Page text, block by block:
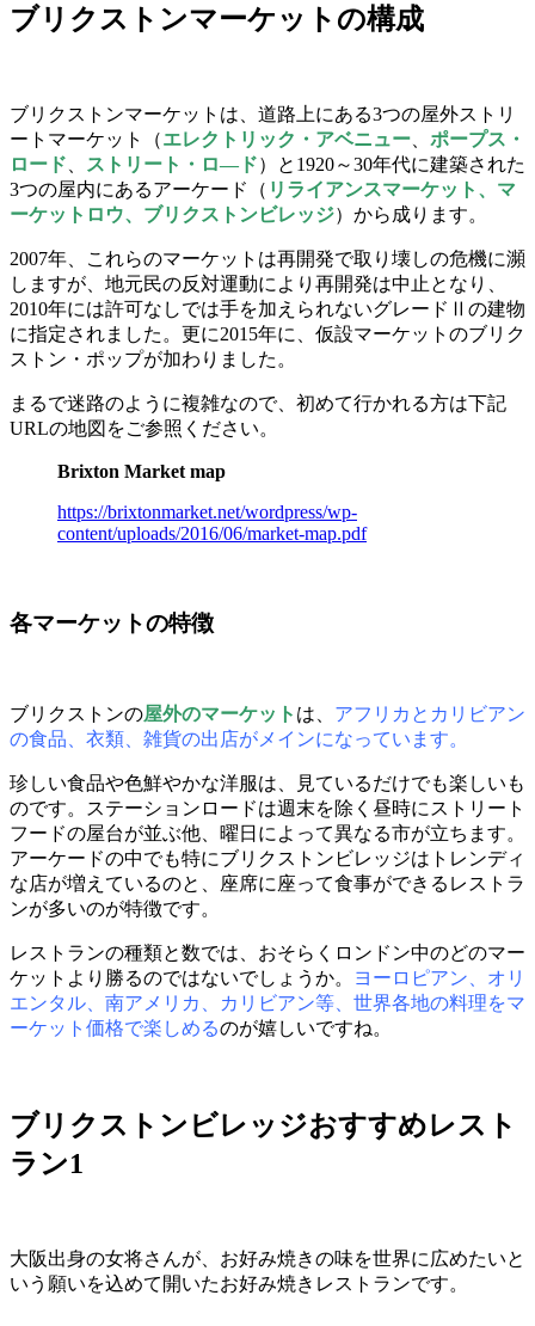
ブリクストンマーケットの構成
ブリクストンマーケットは、道路上にある3つの屋外ストリ
ートマーケット（エレクトリック・アベニュー
ポープス・
ロード
ストリート・ロ―ド）と1920～30年代に建築された
3つの屋内にあるアーケード（ リライアンスマーケット、マ
ーケットロウ、ブリクストンビレッジ）から成ります。
2007年、これらのマーケットは再開発で取り壊しの危機に瀕
しますが、地元民の反対運動により再開発は中止となり、
2010年には許可なしでは手を加えられないグレードⅡの建物
に指定されました。更に2015年に、仮設マーケットのブリク
ストン・ポップが加わりました。
まるで迷路のように複雑なので、初めて行かれる方は下記
URLの地図をご参照ください。
Brixton Market map
https://brixtonmarket.net/wordpress/wp-
content/uploads/2016/06/market-map.pdf
各マーケットの特徴
ブリクストンの屋外のマーケット は、 アフリカとカリビアン
の食品、衣類、雑貨の出店がメインになっています。
珍しい食品や色鮮やかな洋服は、見ているだけでも楽しいも
のです。ステーションロードは週末を除く昼時にストリート
フードの屋台が並ぶ他、曜日によって異なる市が立ちます。
アーケードの中でも特にブリクストンビレッジはトレンディ
な店が増えているのと、座席に座って食事ができるレストラ
ンが多いのが特徴です。
レストランの種類と数では、おそらくロンドン中のどのマー
ケットより勝るのではないでしょうか。
ヨーロピアン、オリ
エンタル、南アメリカ、カリビアン等、世界各地の料理をマ
ーケット価格で楽しめるのが嬉しいですね。
ブリクストンビレッジおすすめレスト
ラン1
大阪出身の女将さんが、お好み焼きの味を世界に広めたいと
いう願いを込めて開いたお好み焼きレストランです。